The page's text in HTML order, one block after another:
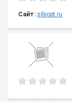
Сайт: sibiopt.ru